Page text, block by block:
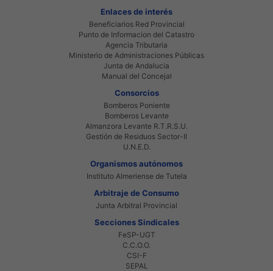
Enlaces de interés
Beneficiarios Red Provincial
Punto de Informacion del Catastro
Agencia Tributaria
Ministerio de Administraciones Públicas
Junta de Andalucia
Manual del Concejal
Consorcios
Bomberos Poniente
Bomberos Levante
Almanzora Levante R.T.R.S.U.
Gestión de Residuos Sector-II
U.N.E.D.
Organismos autónomos
Instituto Almeriense de Tutela
Arbitraje de Consumo
Junta Arbitral Provincial
Secciones Sindicales
FeSP-UGT
C.C.O.O.
CSI-F
SEPAL